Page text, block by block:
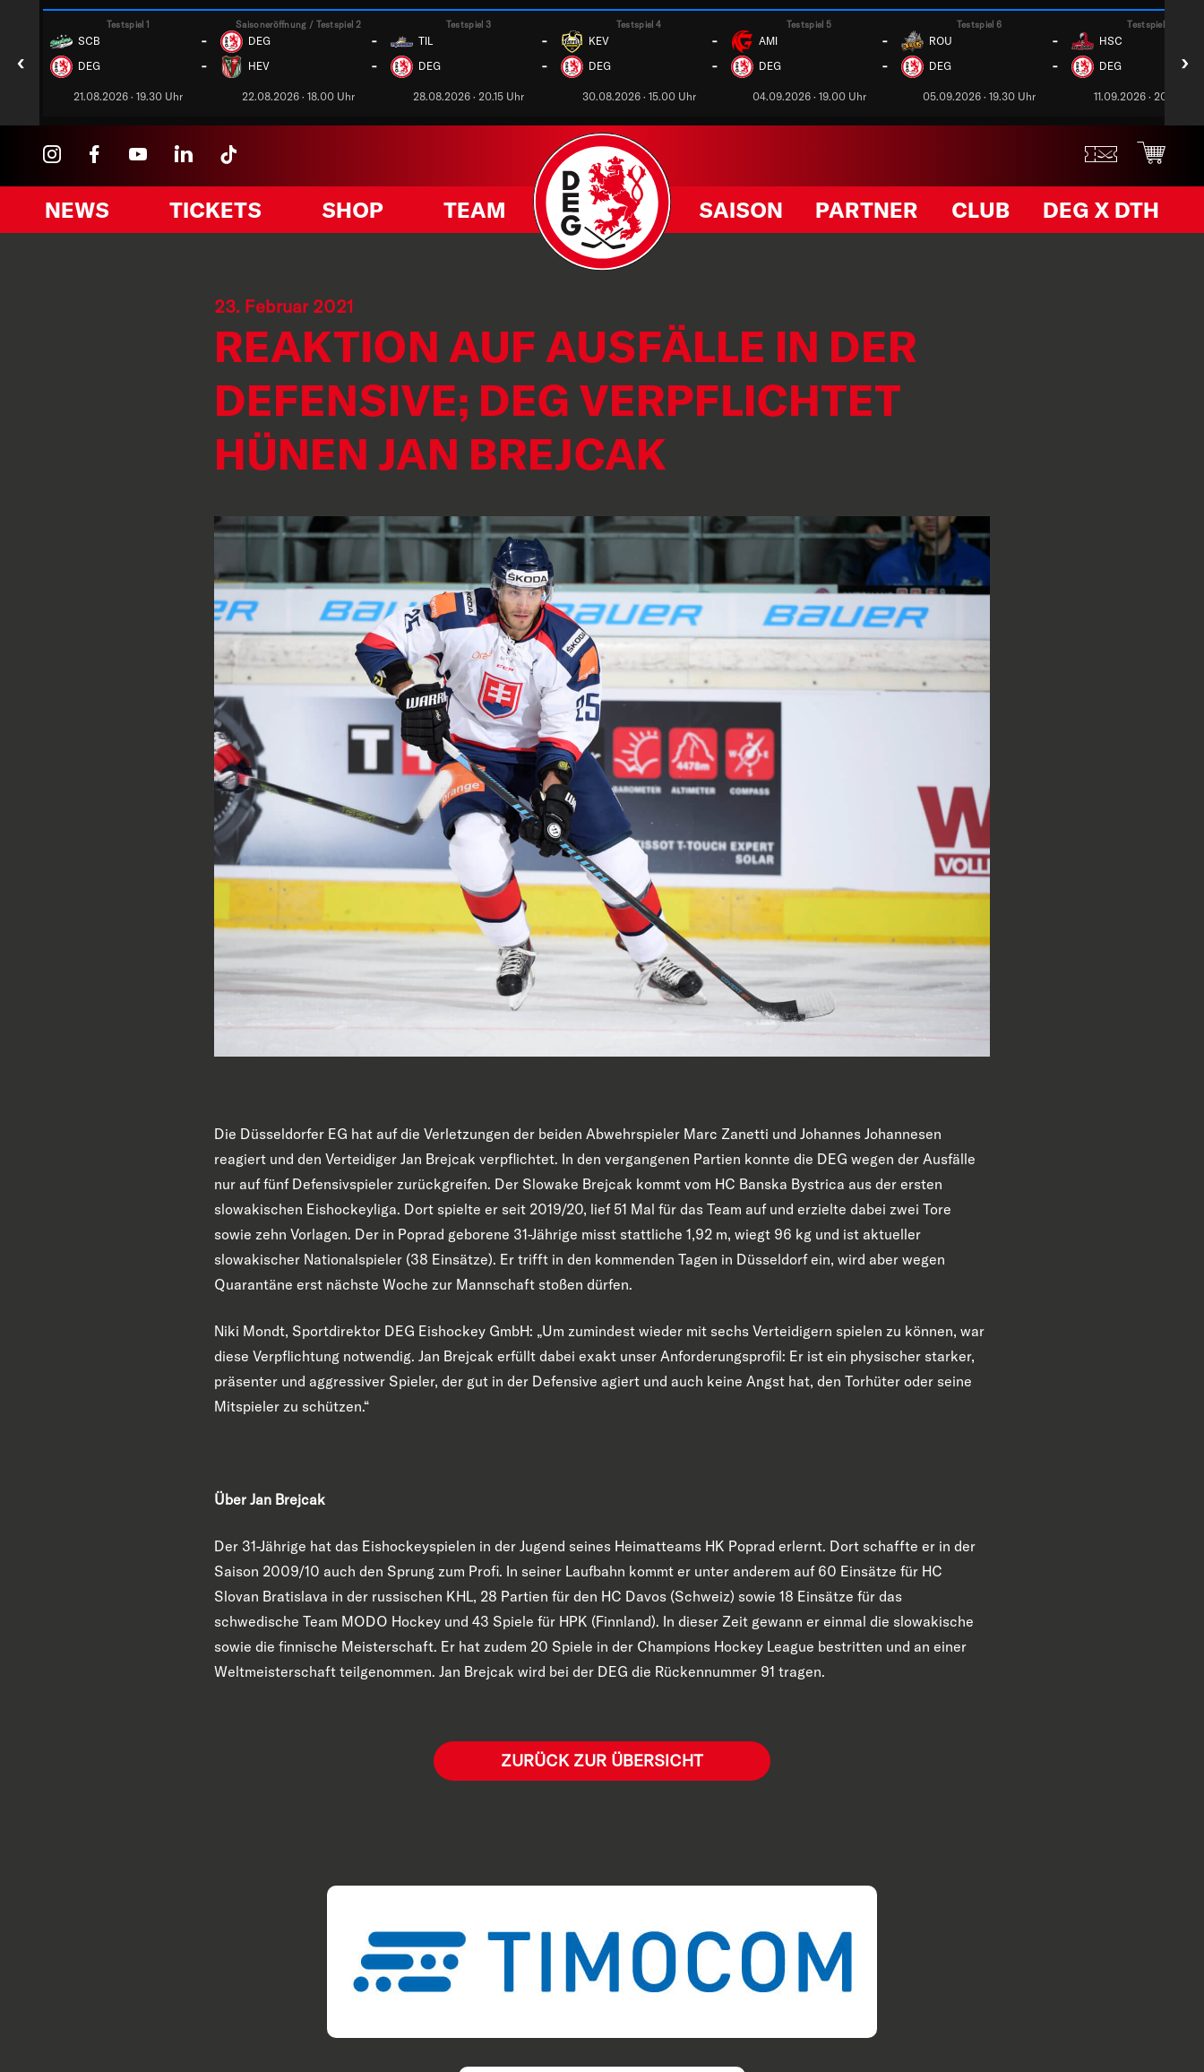
‹
Testspiel 1
SCB -
DEG -
21.08.2026 · 19.30 Uhr
Saisoneröffnung / Testspiel 2
DEG -
HEV -
22.08.2026 · 18.00 Uhr
Testspiel 3
TIL -
DEG -
28.08.2026 · 20.15 Uhr
Testspiel 4
KEV -
DEG -
30.08.2026 · 15.00 Uhr
Testspiel 5
AMI -
DEG -
04.09.2026 · 19.00 Uhr
Testspiel 6
ROU -
DEG -
05.09.2026 · 19.30 Uhr
Testspiel 7
HSC
DEG
11.09.2026 · 20.00 Uhr
›
NEWS TICKETS SHOP TEAM SAISON PARTNER CLUB DEG X DTH
23. Februar 2021
REAKTION AUF AUSFÄLLE IN DER
DEFENSIVE; DEG VERPFLICHTET
HÜNEN JAN BREJCAK
Die Düsseldorfer EG hat auf die Verletzungen der beiden Abwehrspieler Marc Zanetti und Johannes Johannesen
reagiert und den Verteidiger Jan Brejcak verpflichtet. In den vergangenen Partien konnte die DEG wegen der Ausfälle
nur auf fünf Defensivspieler zurückgreifen. Der Slowake Brejcak kommt vom HC Banska Bystrica aus der ersten
slowakischen Eishockeyliga. Dort spielte er seit 2019/20, lief 51 Mal für das Team auf und erzielte dabei zwei Tore
sowie zehn Vorlagen. Der in Poprad geborene 31-Jährige misst stattliche 1,92 m, wiegt 96 kg und ist aktueller
slowakischer Nationalspieler (38 Einsätze). Er trifft in den kommenden Tagen in Düsseldorf ein, wird aber wegen
Quarantäne erst nächste Woche zur Mannschaft stoßen dürfen.
Niki Mondt, Sportdirektor DEG Eishockey GmbH: „Um zumindest wieder mit sechs Verteidigern spielen zu können, war
diese Verpflichtung notwendig. Jan Brejcak erfüllt dabei exakt unser Anforderungsprofil: Er ist ein physischer starker,
präsenter und aggressiver Spieler, der gut in der Defensive agiert und auch keine Angst hat, den Torhüter oder seine
Mitspieler zu schützen.“
Über Jan Brejcak
Der 31-Jährige hat das Eishockeyspielen in der Jugend seines Heimatteams HK Poprad erlernt. Dort schaffte er in der
Saison 2009/10 auch den Sprung zum Profi. In seiner Laufbahn kommt er unter anderem auf 60 Einsätze für HC
Slovan Bratislava in der russischen KHL, 28 Partien für den HC Davos (Schweiz) sowie 18 Einsätze für das
schwedische Team MODO Hockey und 43 Spiele für HPK (Finnland). In dieser Zeit gewann er einmal die slowakische
sowie die finnische Meisterschaft. Er hat zudem 20 Spiele in der Champions Hockey League bestritten und an einer
Weltmeisterschaft teilgenommen. Jan Brejcak wird bei der DEG die Rückennummer 91 tragen.
ZURÜCK ZUR ÜBERSICHT